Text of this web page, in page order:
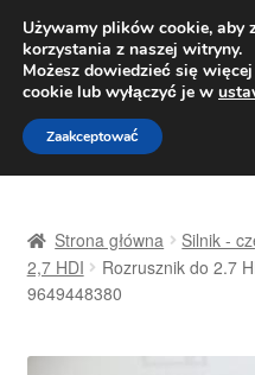
Pn.-pt. 9:00-
Przejdź
do
nawigacji
Przejdź
do
treści
Dostawa
Strona główna Silnik -
2,7 HDI
Rozrusznik do 2.7
9649448380
Używamy plików cookie, aby
korzystania z naszej witryny.
Możesz dowiedzieć się
cookie lub wyłączyć je w
Zaakceptować